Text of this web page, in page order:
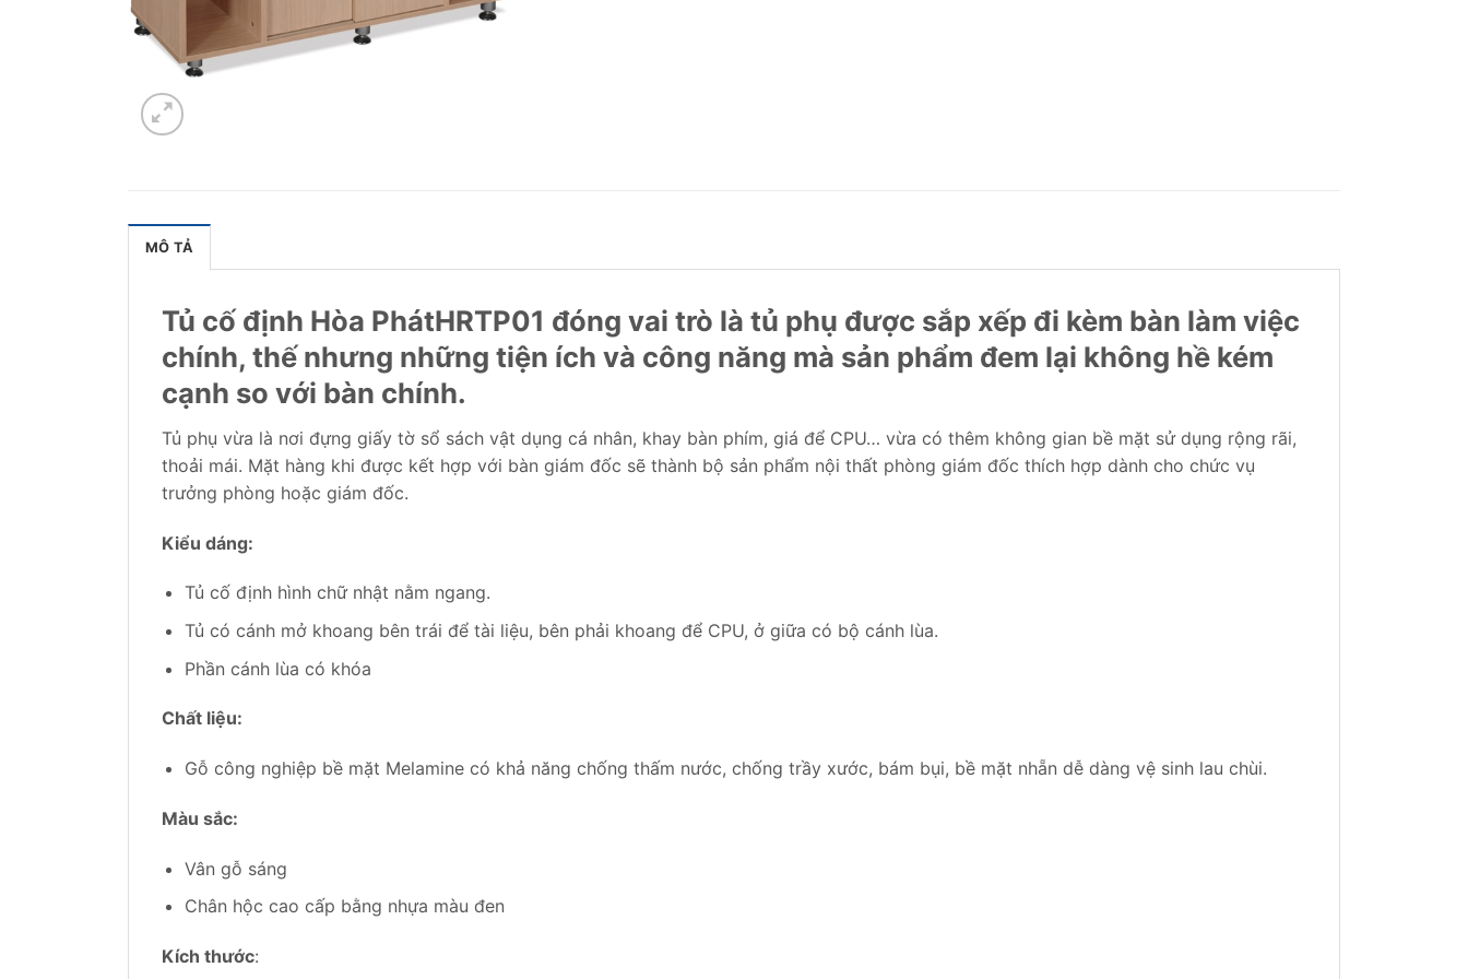
MÔ TẢ
Tủ cố định Hòa PhátHRTP01 đóng vai trò là tủ phụ được sắp xếp đi kèm bàn làm việc
chính, thế nhưng những tiện ích và công năng mà sản phẩm đem lại không hề kém
cạnh so với bàn chính.
Tủ phụ vừa là nơi đựng giấy tờ sổ sách vật dụng cá nhân, khay bàn phím, giá để CPU… vừa có thêm không gian bề mặt sử dụng rộng rãi,
thoải mái. Mặt hàng khi được kết hợp với bàn giám đốc sẽ thành bộ sản phẩm nội thất phòng giám đốc thích hợp dành cho chức vụ
trưởng phòng hoặc giám đốc.
Kiểu dáng:
Tủ cố định hình chữ nhật nằm ngang.
Tủ có cánh mở khoang bên trái để tài liệu, bên phải khoang để CPU, ở giữa có bộ cánh lùa.
Phần cánh lùa có khóa
Chất liệu:
Gỗ công nghiệp bề mặt Melamine có khả năng chống thấm nước, chống trầy xước, bám bụi, bề mặt nhẵn dễ dàng vệ sinh lau chùi.
Màu sắc:
Vân gỗ sáng
Chân hộc cao cấp bằng nhựa màu đen
Kích thước: